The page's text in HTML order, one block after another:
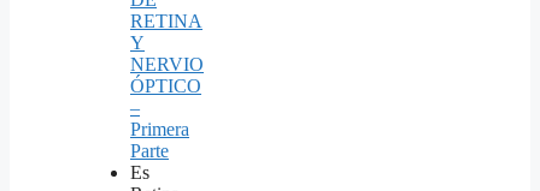
RETINA
Y
NERVIO
ÓPTICO
–
Primera
Parte
Es